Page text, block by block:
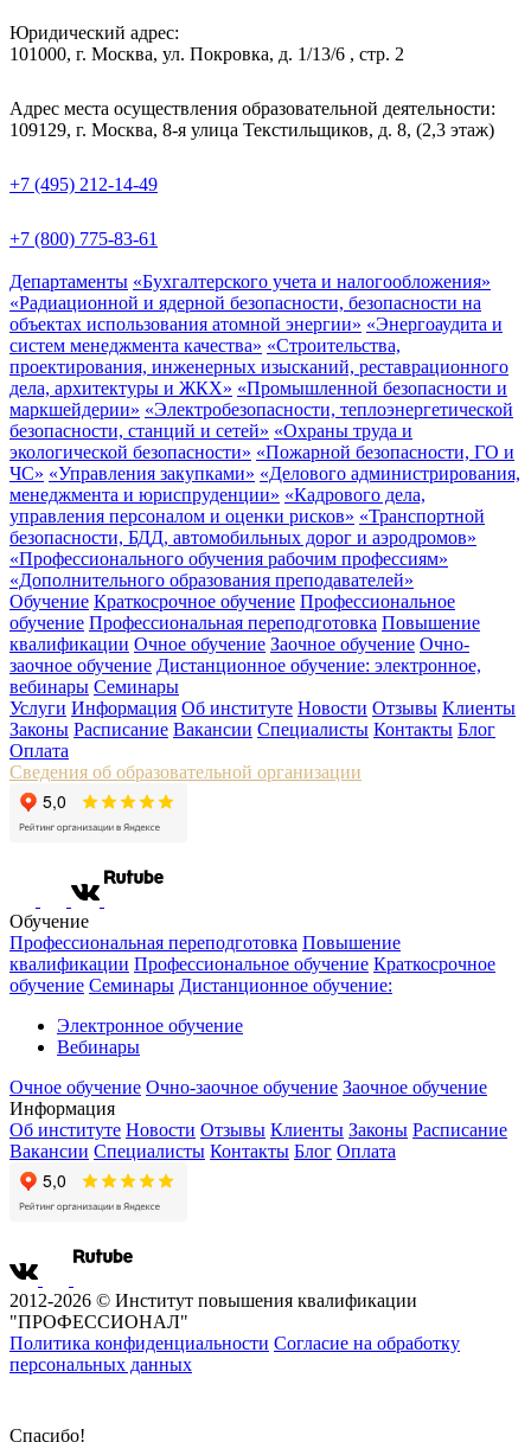
Юридический адрес:
101000, г. Москва, ул. Покровка, д. 1/13/6 , стр. 2
Адрес места осуществления образовательной деятельности:
109129, г. Москва, 8-я улица Текстильщиков, д. 8, (2,3 этаж)
+7 (495) 212-14-49
+7 (800) 775-83-61
Департаменты «Бухгалтерского учета и налогообложения»
«Радиационной и ядерной безопасности, безопасности на
объектах использования атомной энергии» «Энергоаудита и
систем менеджмента качества» «Строительства,
проектирования, инженерных изысканий, реставрационного
дела, архитектуры и ЖКХ» «Промышленной безопасности и
маркшейдерии» «Электробезопасности, теплоэнергетической
безопасности, станций и сетей» «Охраны труда и
экологической безопасности» «Пожарной безопасности, ГО и
ЧС» «Управления закупками» «Делового администрирования,
менеджмента и юриспруденции» «Кадрового дела,
управления персоналом и оценки рисков» «Транспортной
безопасности, БДД, автомобильных дорог и аэродромов»
«Профессионального обучения рабочим профессиям»
«Дополнительного образования преподавателей»
Обучение Краткосрочное обучение Профессиональное
обучение Профессиональная переподготовка Повышение
квалификации Очное обучение Заочное обучение Очно-
заочное обучение Дистанционное обучение: электронное,
вебинары Семинары
Услуги Информация Об институте Новости Отзывы Клиенты
Законы Расписание Вакансии Специалисты Контакты Блог
Оплата
Сведения об образовательной организации
Обучение
Профессиональная переподготовка Повышение
квалификации Профессиональное обучение Краткосрочное
обучение Семинары Дистанционное обучение:
Электронное обучение
Вебинары
Очное обучение Очно-заочное обучение Заочное обучение
Информация
Об институте Новости Отзывы Клиенты Законы Расписание
Вакансии Специалисты Контакты Блог Оплата
2012-2026 © Институт повышения квалификации
"ПРОФЕССИОНАЛ"
Политика конфиденциальности Согласие на обработку
персональных данных
Спасибо!